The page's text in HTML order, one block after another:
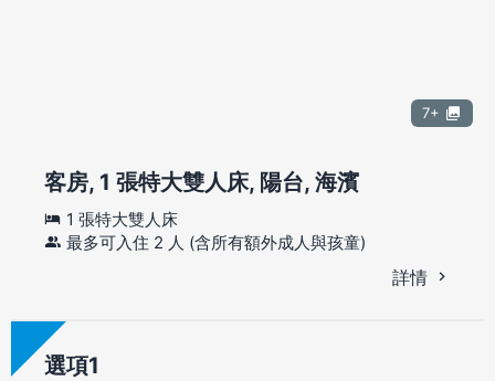
7+
客房, 1 張特大雙人床, 陽台, 海濱
1 張特大雙人床
最多可入住 2 人 (含所有額外成人與孩童)
詳情
選項